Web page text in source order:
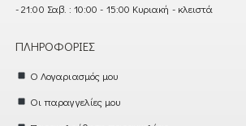
- 21:00 Σαβ. : 10:00 - 15:00 Κυριακή - κλειστά
ΠΛΗΡΟΦΟΡΊΕΣ
Ο Λογαριασμός μου
Οι παραγγελίες μου